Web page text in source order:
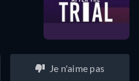
Je n'aime pas